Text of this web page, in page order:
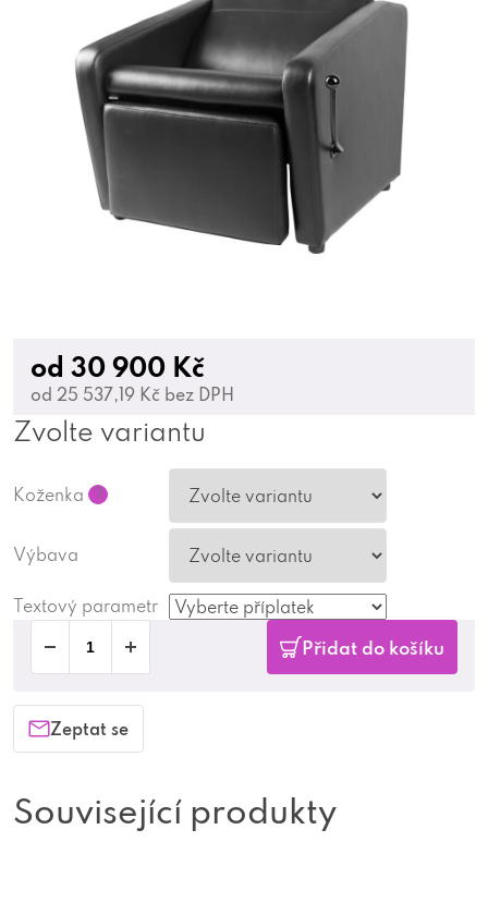
od 30 900 Kč
od 25 537,19 Kč bez DPH
Zvolte variantu
Koženka ?
Výbava
Textový parametr
Přidat do košíku
Zeptat se
Související produkty